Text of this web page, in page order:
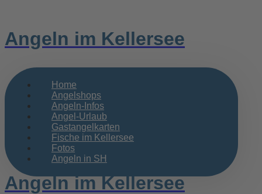
Angeln im Kellersee
Home
Angelshops
Angeln-Infos
Angel-Urlaub
Gastangelkarten
Fische im Kellersee
Fotos
Angeln in SH
Angeln im Kellersee